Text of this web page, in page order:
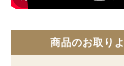
商品のお取り